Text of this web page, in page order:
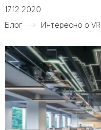
17.12.2020
Блог
Интересно о VR